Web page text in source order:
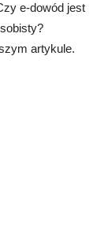
e-dowód jest
artykule.